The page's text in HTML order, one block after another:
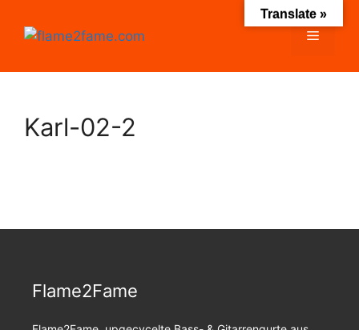
Inhalt
Menü
Karl-02-2
Flame2Fame
Translate »